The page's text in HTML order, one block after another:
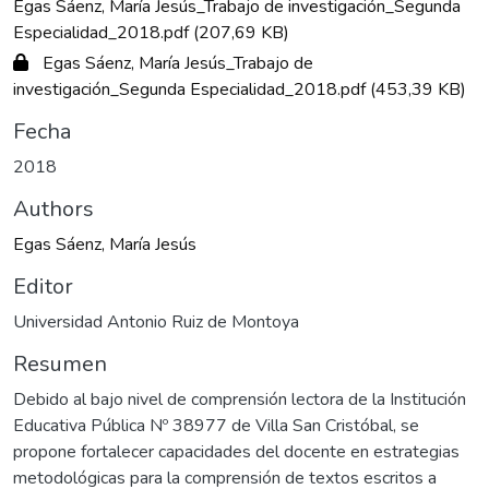
Egas Sáenz, María Jesús_Trabajo de investigación_Segunda
Especialidad_2018.pdf(207,69 KB)
Egas Sáenz, María Jesús_Trabajo de
investigación_Segunda Especialidad_2018.pdf(453,39 KB)
Fecha
2018
Authors
Egas Sáenz, María Jesús
Editor
Universidad Antonio Ruiz de Montoya
Resumen
Debido al bajo nivel de comprensión lectora de la Institución
Educativa Pública Nº 38977 de Villa San Cristóbal, se
propone fortalecer capacidades del docente en estrategias
metodológicas para la comprensión de textos escritos a